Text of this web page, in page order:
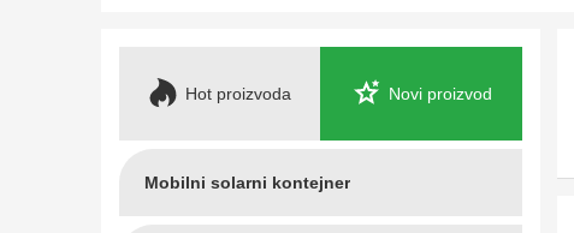
Hot proizvoda Novi proizvod
Mobilni solarni kontejner